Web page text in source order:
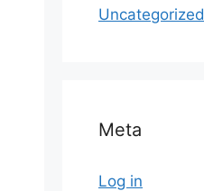
Uncategorized
Meta
Log in